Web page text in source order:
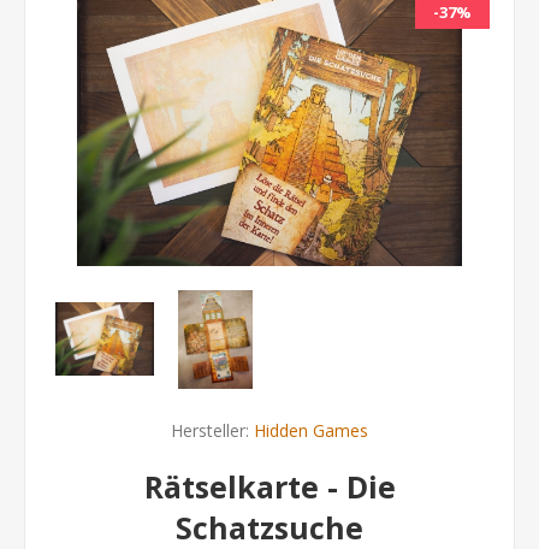
-37%
Hersteller: Hidden Games
Rätselkarte - Die
Schatzsuche